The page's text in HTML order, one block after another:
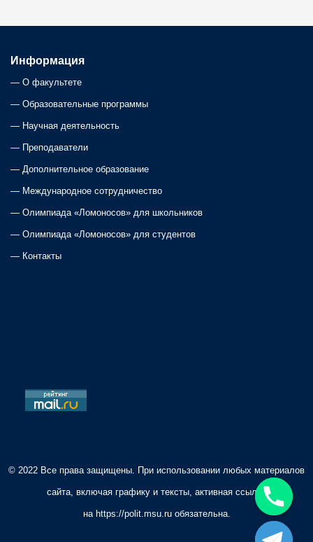
s
n
a
v
i
g
a
t
Информация
— О факультете
— Образовательные программы
— Научная деятельность
— Преподаватели
— Дополнительное образование
— Международное сотрудничество
— Олимпиада «Ломоносов» для школьников
— Олимпиада «Ломоносов» для студентов
— Контакты
© 2022 Все права защищены. При использовании любых материалов
сайта, включая графику и тексты, активная ссылка
на https://polit.msu.ruобязательна.